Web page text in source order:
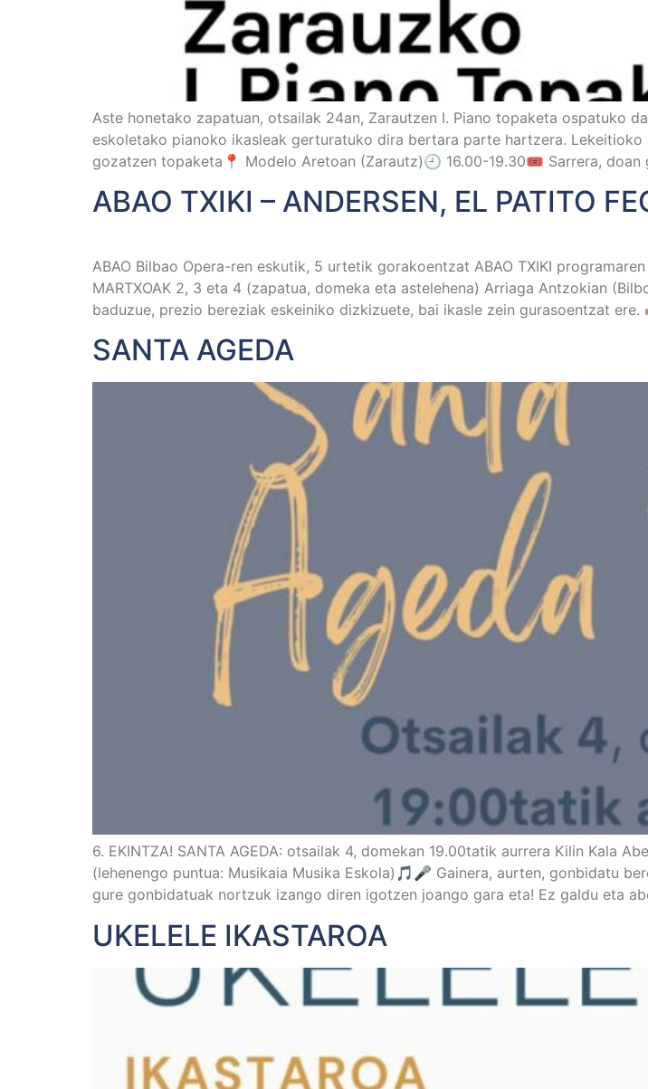
Aste honetako zapatuan, otsailak 24an, Zarautzen I. Piano topaketa ospatuko
eskoletako pianoko ikasleak gerturatuko dira bertara parte hartzera.
gozatzen topaketa📍 Modelo Aretoan (Zarautz)🕘 16.00-19.30🎟 Sarrera, doan
ABAO TXIKI – ANDERSEN, EL PATITO
ABAO Bilbao Opera-ren eskutik, 5 urtetik gorakoentzat ABAO TXIKI
MARTXOAK 2, 3 eta 4 (zapatua, domeka eta astelehena) Arriaga Antzokian
baduzue, prezio bereziak eskeiniko dizkizuete, bai ikasle zein gurasoentzat ere.
SANTA AGEDA
6. EKINTZA! SANTA AGEDA: otsailak 4, domekan 19.00tatik aurrera Kilin Kala
(lehenengo puntua: Musikaia Musika Eskola)🎵🎤 Gainera, aurten, gonbidatu
gure gonbidatuak nortzuk izango diren igotzen joango gara eta! Ez galdu eta
UKELELE IKASTAROA